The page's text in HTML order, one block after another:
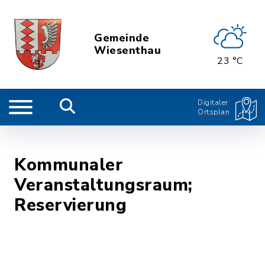
Gemeinde
Wiesenthau
23 °C
Digitaler
Ortsplan
Kommunaler
Veranstaltungsraum;
Reservierung